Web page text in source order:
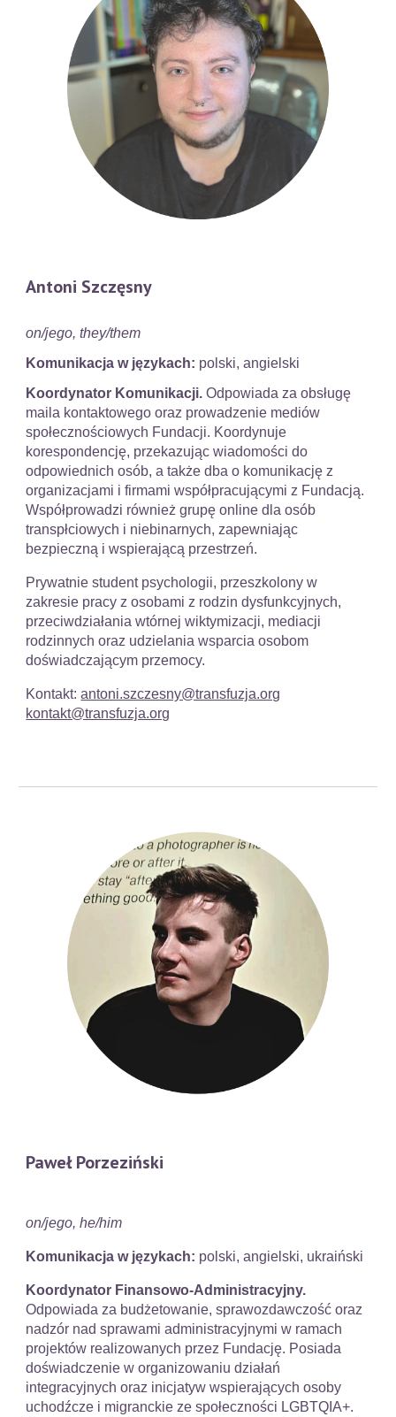
Antoni Szczęsny
on/jego,they/them
Komunikacja w językach: polski, angielski
Koordynator Komunikacji. Odpowiada za obsługę
maila kontaktowego oraz prowadzenie mediów
społecznościowych Fundacji. Koordynuje
korespondencję, przekazując wiadomości do
odpowiednich osób, a także dba o komunikację z
organizacjami i firmami współpracującymi z Fundacją.
Współprowadzi również grupę online dla osób
transpłciowych i niebinarnych, zapewniając
bezpieczną i wspierającą przestrzeń.
Prywatnie student psychologii, przeszkolony w
zakresie pracy z osobami z rodzin dysfunkcyjnych,
przeciwdziałania wtórnej wiktymizacji, mediacji
rodzinnych oraz udzielania wsparcia osobom
doświadczającym przemocy.
Kontakt:antoni.szczesny@transfuzja.org
kontakt@transfuzja.org
Paweł Porzeziński
on/jego, he/him
Komunikacja w językach: polski, angielski, ukraiński
Koordynator Finansowo-Administracyjny.
Odpowiada za budżetowanie, sprawozdawczość oraz
nadzór nad sprawami administracyjnymi w ramach
projektów realizowanych przez Fundację. Posiada
doświadczenie w organizowaniu działań
integracyjnych oraz inicjatyw wspierających osoby
uchodźcze i migranckie ze społeczności LGBTQIA+.